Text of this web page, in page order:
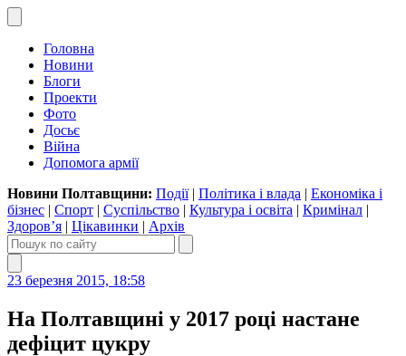
Головна
Новини
Блоги
Проекти
Фото
Досьє
Війна
Допомога армії
Новини Полтавщини: Події| Політика і влада | Економіка і
бізнес | Спорт | Суспільство | Культура і освіта | Кримінал |
Здоров’я | Цікавинки | Архів
23 березня 2015, 18:58
На Полтавщині у 2017 році настане
дефіцит цукру